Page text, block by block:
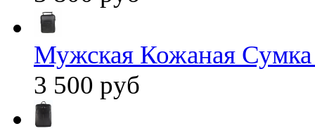
Мужская Кожаная
3 500 руб